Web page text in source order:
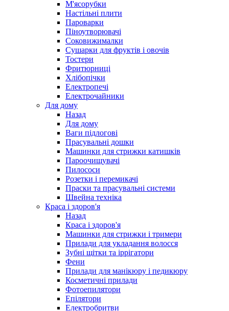
М'ясорубки
Настільні плити
Пароварки
Піноутворювачі
Соковижималки
Сушарки для фруктів і овочів
Тостери
Фритюрниці
Хлібопічки
Електропечі
Електрочайники
Для дому
Назад
Для дому
Ваги підлогові
Прасувальні дошки
Машинки для стрижки катишків
Пароочищувачі
Пилососи
Розетки і перемикачі
Праски та прасувальні системи
Швейна техніка
Краса і здоров'я
Назад
Краса і здоров'я
Машинки для стрижки і тримери
Прилади для укладання волосся
Зубні щітки та іррігатори
Фени
Прилади для манікюру і педикюру
Косметичні прилади
Фотоепилятори
Епілятори
Електробритви